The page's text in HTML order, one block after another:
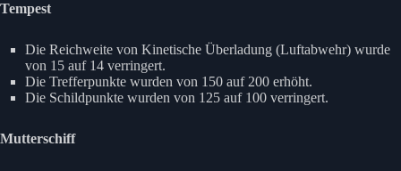
Tempest
Die Reichweite von Kinetische Überladung (Luftabwehr) wurde
von 15 auf 14 verringert.
Die Trefferpunkte wurden von 150 auf 200 erhöht.
Die Schildpunkte wurden von 125 auf 100 verringert.
Mutterschiff